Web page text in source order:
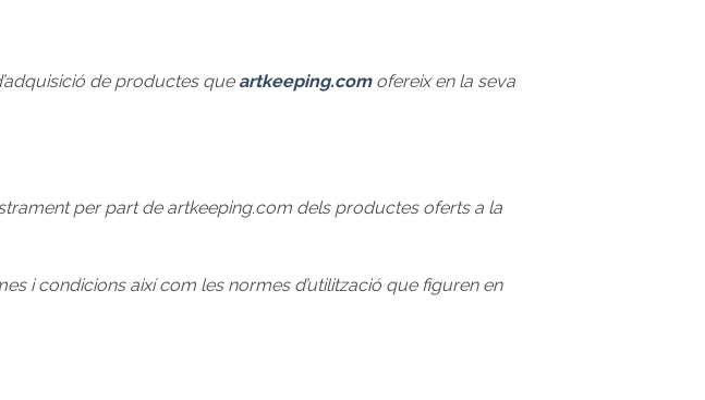
de productes que artkeeping.comofereix en la seva
per part de artkeeping.com dels productes oferts a la
i condicions així com les normes d’utilització que figuren en